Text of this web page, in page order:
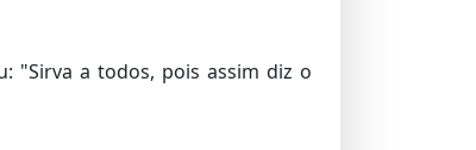
"Sirva a todos, pois assim diz o